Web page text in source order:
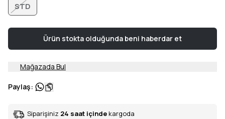
STD
Ürün stokta olduğunda beni haberdar et
Mağazada Bul
Paylaş:
Siparişiniz 24 saat içinde kargoda